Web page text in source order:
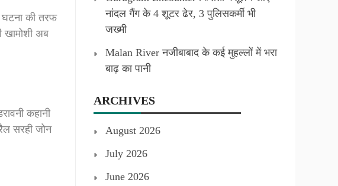
की तरफ
अब
कहानी
सरही जोन
नांदल गैंग के 4 शूटर ढेर, 3 पुलिसकर्मी भी
जख्मी
Malan River नजीबाबाद के कई मुहल्लों में भरा
बाढ़ का पानी
ARCHIVES
August 2026
July 2026
June 2026